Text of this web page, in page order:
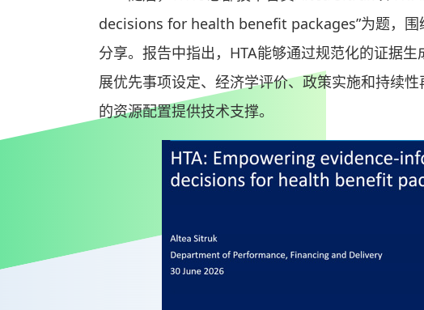
decisions for health benefit packages”为题，围
分享。报告中指出，HTA能够通过规范化的证据
展优先事项设定、经济学评价、政策实施和持续
的资源配置提供技术支撑。